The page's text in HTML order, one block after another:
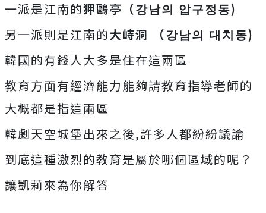
一派是江南的狎鷗亭（강남의 압구정동)
另一派則是江南的大峙洞 （강남의 대치동)
韓國的有錢人大多是住在這兩區
教育方面有經濟能力能夠請教育指導老師的
大概都是指這兩區
韓劇天空城堡出來之後,許多人都紛紛議論
到底這種激烈的教育是屬於哪個區域的呢？
讓凱莉來為你解答